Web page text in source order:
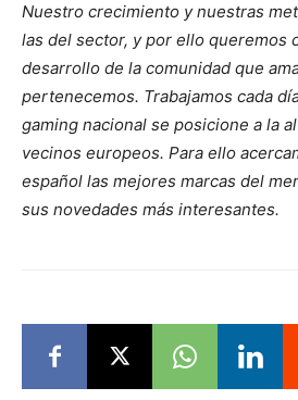
Nuestro crecimiento y nuestras
las del sector, y por ello queremos
desarrollo de la comunidad que
pertenecemos. Trabajamos cada
gaming nacional se posicione a la
vecinos europeos. Para ello
español las mejores marcas del
sus novedades más interesantes.